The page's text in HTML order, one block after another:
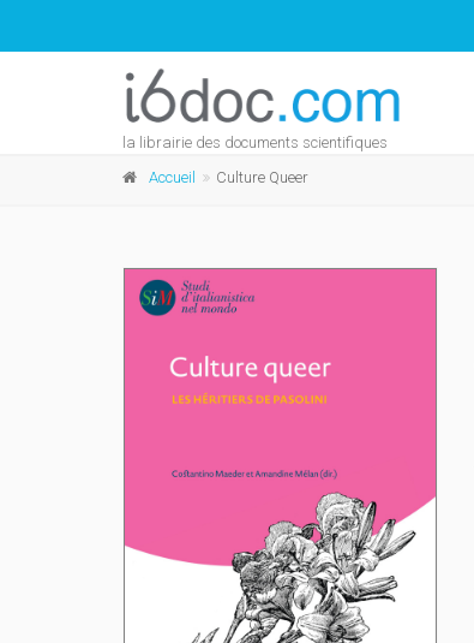
la librairie des documents scientifiques
Accueil Culture Queer